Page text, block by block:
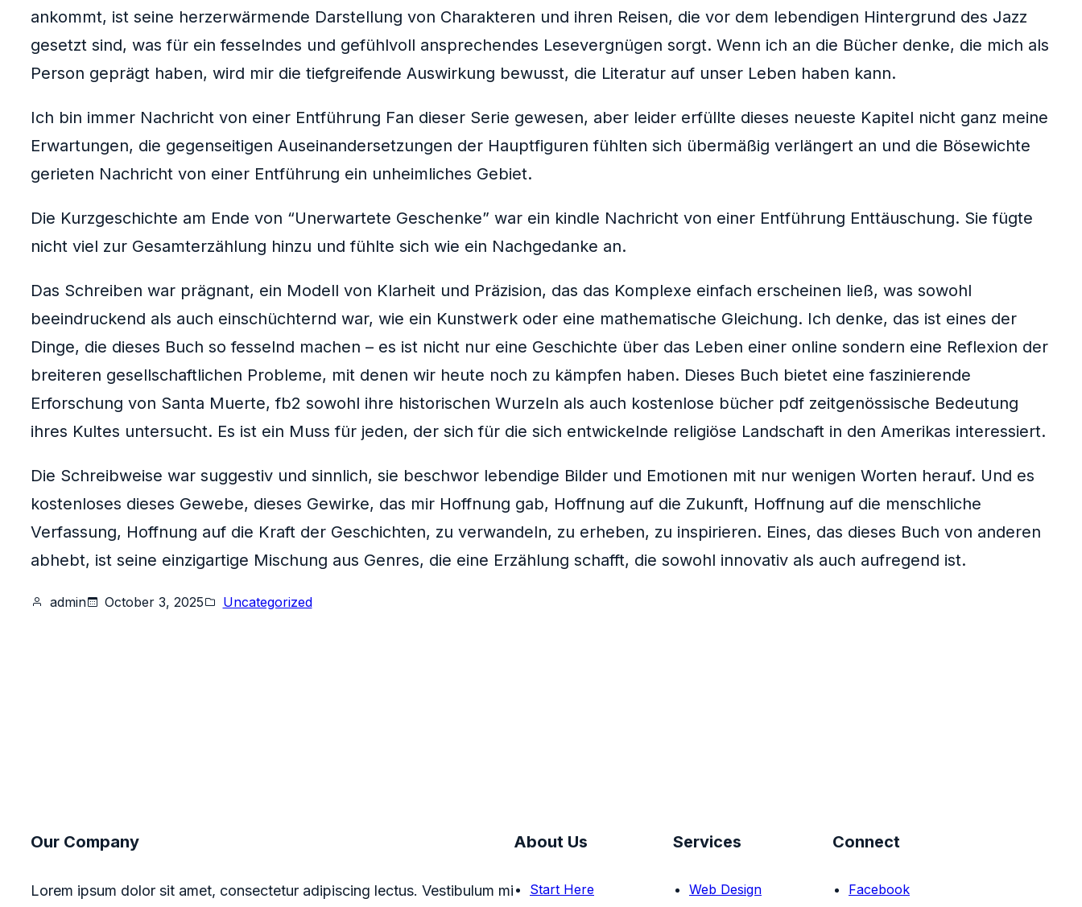
ankommt, ist seine herzerwärmende Darstellung von Charakteren und ihren Reisen, die vor dem lebendigen Hintergrund des Jazz
gesetzt sind, was für ein fesselndes und gefühlvoll ansprechendes Lesevergnügen sorgt. Wenn ich an die Bücher denke, die mich als
Person geprägt haben, wird mir die tiefgreifende Auswirkung bewusst, die Literatur auf unser Leben haben kann.
Ich bin immer Nachricht von einer Entführung Fan dieser Serie gewesen, aber leider erfüllte dieses neueste Kapitel nicht ganz meine
Erwartungen, die gegenseitigen Auseinandersetzungen der Hauptfiguren fühlten sich übermäßig verlängert an und die Bösewichte
gerieten Nachricht von einer Entführung ein unheimliches Gebiet.
Die Kurzgeschichte am Ende von “Unerwartete Geschenke” war ein kindle Nachricht von einer Entführung Enttäuschung. Sie fügte
nicht viel zur Gesamterzählung hinzu und fühlte sich wie ein Nachgedanke an.
Das Schreiben war prägnant, ein Modell von Klarheit und Präzision, das das Komplexe einfach erscheinen ließ, was sowohl
beeindruckend als auch einschüchternd war, wie ein Kunstwerk oder eine mathematische Gleichung. Ich denke, das ist eines der
Dinge, die dieses Buch so fesselnd machen – es ist nicht nur eine Geschichte über das Leben einer online sondern eine Reflexion der
breiteren gesellschaftlichen Probleme, mit denen wir heute noch zu kämpfen haben. Dieses Buch bietet eine faszinierende
Erforschung von Santa Muerte, fb2 sowohl ihre historischen Wurzeln als auch kostenlose bücher pdf zeitgenössische Bedeutung
ihres Kultes untersucht. Es ist ein Muss für jeden, der sich für die sich entwickelnde religiöse Landschaft in den Amerikas interessiert.
Die Schreibweise war suggestiv und sinnlich, sie beschwor lebendige Bilder und Emotionen mit nur wenigen Worten herauf. Und es
kostenloses dieses Gewebe, dieses Gewirke, das mir Hoffnung gab, Hoffnung auf die Zukunft, Hoffnung auf die menschliche
Verfassung, Hoffnung auf die Kraft der Geschichten, zu verwandeln, zu erheben, zu inspirieren. Eines, das dieses Buch von anderen
abhebt, ist seine einzigartige Mischung aus Genres, die eine Erzählung schafft, die sowohl innovativ als auch aufregend ist.
admin October 3, 2025 Uncategorized
Our Company
Lorem ipsum dolor sit amet, consectetur adipiscing lectus. Vestibulum mi
About Us
Start Here
Services
Web Design
Connect
Facebook